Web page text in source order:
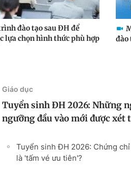
đào tạo sau ĐH để
lựa chọn hình thức phù hợp
đào
Giáo dục
Tuyển sinh ĐH 2026: Những
ngưỡng đầu vào mới được xét
Tuyển sinh ĐH 2026: Chứng
là 'tấm vé ưu tiên'?